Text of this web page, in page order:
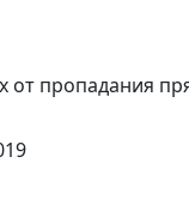
от пропадания